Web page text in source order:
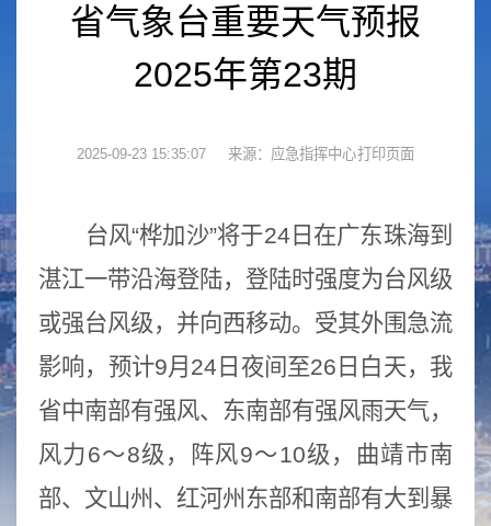
省气象台重要天气预报
2025年第23期
2025-09-23 15:35:07 来源：应急指挥中心
台风“桦加沙”将于24日在广东珠海到
湛江一带沿海登陆，登陆时强度为台风级
或强台风级，并向西移动。受其外围急流
影响，预计9月24日夜间至26日白天，我
省中南部有强风、东南部有强风雨天气，
风力6～8级，阵风9～10级，曲靖市南
部、文山州、红河州东部和南部有大到暴